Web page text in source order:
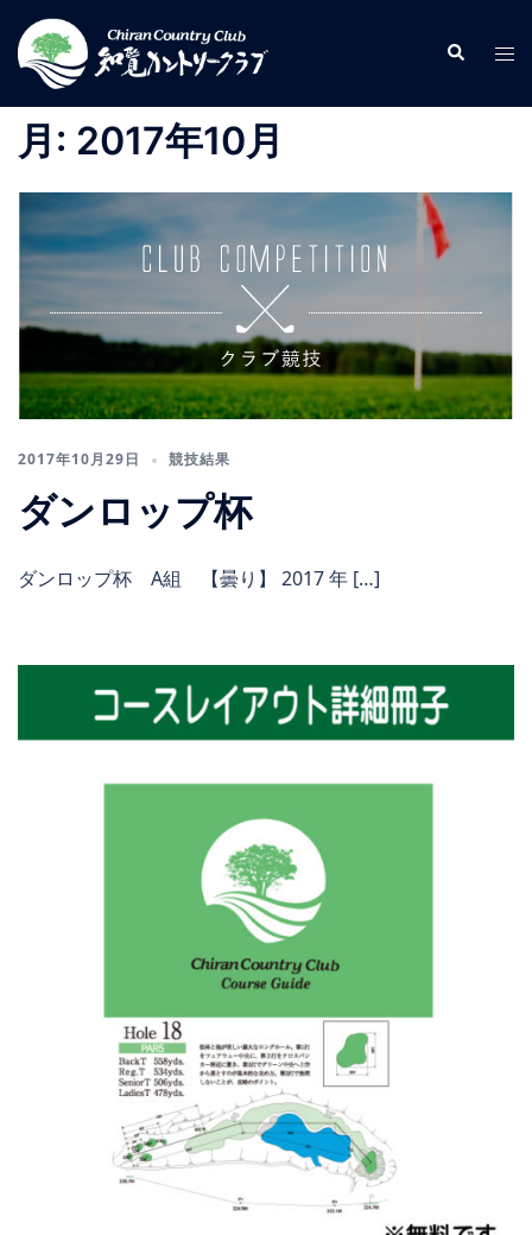
ン
検
索
ト
ル
ュ
月: 2017年10月
2017年10月29日 競技結果
ダンロップ杯
ダンロップ杯 A組 【曇り】 2017 年 […]